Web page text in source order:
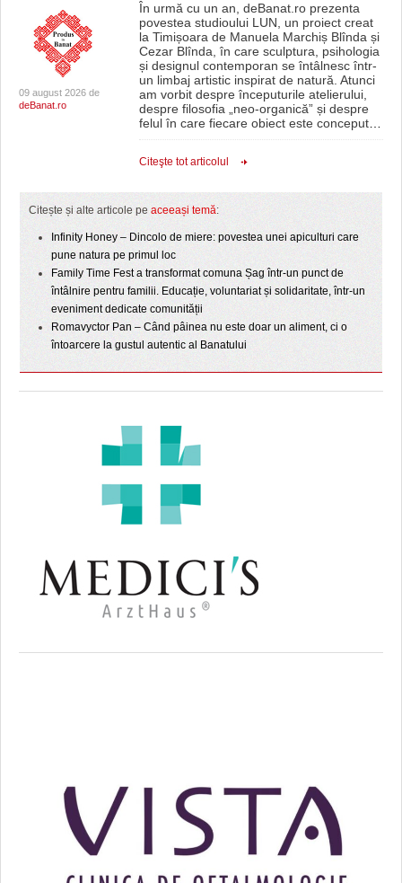
09 august 2026 de
deBanat.ro
În urmă cu un an, deBanat.ro prezenta
povestea studioului LUN, un proiect creat
la Timișoara de Manuela Marchiș Blînda și
Cezar Blînda, în care sculptura, psihologia
și designul contemporan se întâlnesc într-
un limbaj artistic inspirat de natură. Atunci
am vorbit despre începuturile atelierului,
despre filosofia „neo-organică” și despre
felul în care fiecare obiect este conceput…
Citeşte tot articolul
Citește și alte articole pe aceeași temă:
Infinity Honey – Dincolo de miere: povestea unei apiculturi care
pune natura pe primul loc
Family Time Fest a transformat comuna Șag într-un punct de
întâlnire pentru familii. Educație, voluntariat și solidaritate, într-un
eveniment dedicate comunității
Romavyctor Pan – Când pâinea nu este doar un aliment, ci o
întoarcere la gustul autentic al Banatului